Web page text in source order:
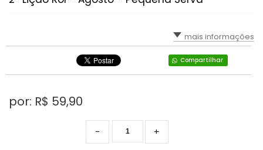
mais informações
Compartilhar
por: R$ 59,90
+
-